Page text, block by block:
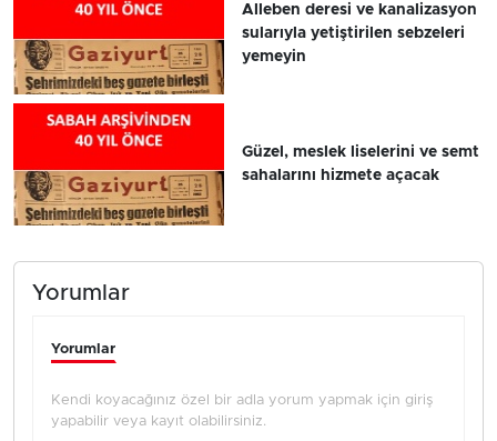
Alleben deresi ve kanalizasyon
sularıyla yetiştirilen sebzeleri
yemeyin
Güzel, meslek liselerini ve semt
sahalarını hizmete açacak
Yorumlar
Yorumlar
Kendi koyacağınız özel bir adla yorum yapmak için giriş
yapabilir veya kayıt olabilirsiniz.